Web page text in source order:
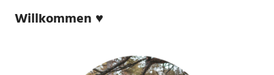
Willkommen ♥